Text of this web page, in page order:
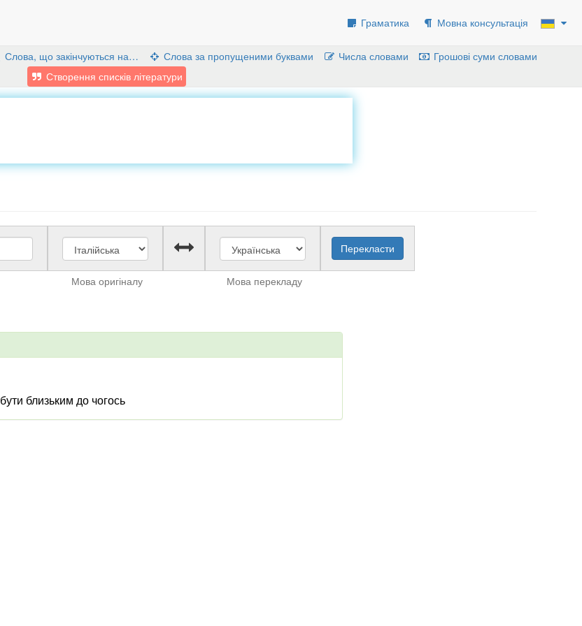
Граматика Мовна консультація
Слова, що закінчуються на… Слова за пропущеними буквами Числа словами
Грошові суми словами
Створення списків літератури
Мова оригіналу Мова перекладу
бути близьким до чогось